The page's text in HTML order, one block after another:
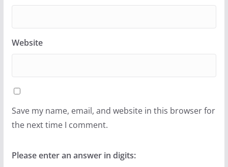
Website
Save my name, email, and website in this browser for
the next time I comment.
Please enter an answer in digits: